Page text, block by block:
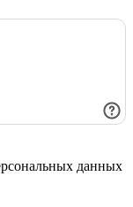
данных